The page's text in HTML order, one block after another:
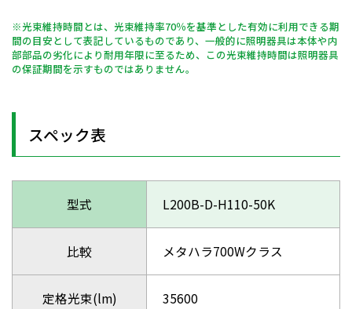
※光束維持時間とは、光束維持率70％を基準とした有効に利用できる期
間の目安として表記しているものであり、一般的に照明器具は本体や内
部部品の劣化により耐用年限に至るため、この光束維持時間は照明器具
の保証期間を示すものではありません。
スペック表
型式 L200B-D-H110-50K
比較 メタハラ700Wクラス
定格光束(lm) 35600